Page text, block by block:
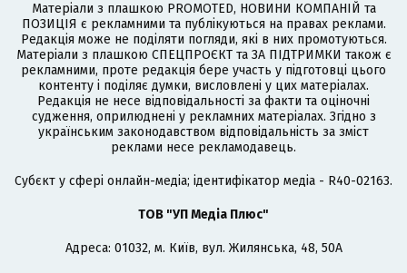
Матеріали з плашкою PROMOTED, НОВИНИ КОМПАНІЙ та
ПОЗИЦІЯ є рекламними та публікуються на правах реклами.
Редакція може не поділяти погляди, які в них промотуються.
Матеріали з плашкою СПЕЦПРОЄКТ та ЗА ПІДТРИМКИ також є
рекламними, проте редакція бере участь у підготовці цього
контенту і поділяє думки, висловлені у цих матеріалах.
Редакція не несе відповідальності за факти та оціночні
судження, оприлюднені у рекламних матеріалах. Згідно з
українським законодавством відповідальність за зміст
реклами несе рекламодавець.
Cубєкт у сфері онлайн-медіа; ідентифікатор медіа - R40-02163.
ТОВ "УП Медіа Плюс"
Адреса: 01032, м. Київ, вул. Жилянська, 48, 50А